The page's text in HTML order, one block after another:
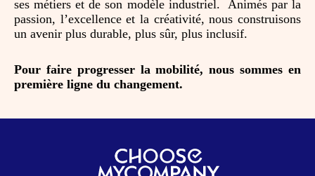
ses métiers et de son modèle industriel. Animés par la
passion, l’excellence et la créativité, nous construisons
un avenir plus durable, plus sûr, plus inclusif.
Pour faire progresser la mobilité, nous sommes en
première ligne du changement.